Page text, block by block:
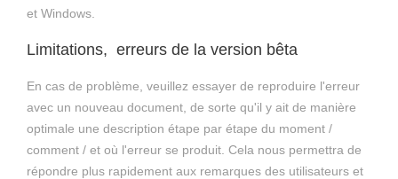
et Windows.
Limitations, erreurs de la version bêta
En cas de problème, veuillez essayer de reproduire l'erreur
avec un nouveau document, de sorte qu'il y ait de manière
optimale une description étape par étape du moment /
comment / et où l'erreur se produit. Cela nous permettra de
répondre plus rapidement aux remarques des utilisateurs et